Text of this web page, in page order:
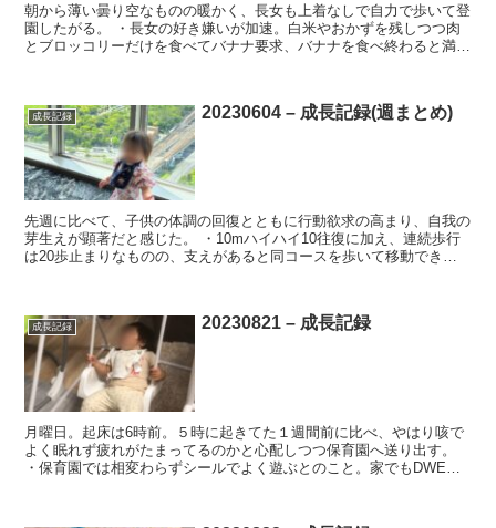
朝から薄い曇り空なものの暖かく、長女も上着なしで自力で歩いて登
園したがる。 ・長女の好き嫌いが加速。白米やおかずを残しつつ肉
とブロッコリーだけを食べてバナナ要求、バナナを食べ終わると満足
成長記録 20230604 – 成長記録(週まとめ)
先週に比べて、子供の体調の回復とともに行動欲求の高まり、自我の
芽生えが顕著だと感じた。 ・10mハイハイ10往復に加え、連続歩行
は20歩止まりなものの、支えがあると同コースを歩いて移動できる
成長記録 20230821 – 成長記録
月曜日。起床は6時前。５時に起きてた１週間前に比べ、やはり咳で
よく眠れず疲れがたまってるのかと心配しつつ保育園へ送り出す。
・保育園では相変わらずシールでよく遊ぶとのこと。家でもDWEの